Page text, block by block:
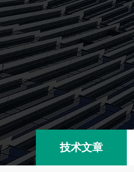
技术文章